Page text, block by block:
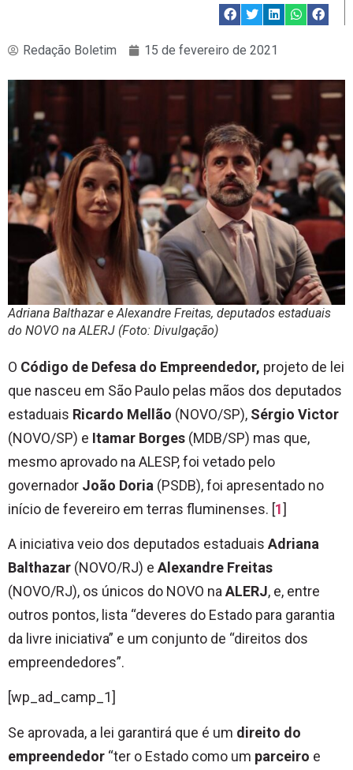
Redação Boletim 15 de fevereiro de 2021
Adriana Balthazar e Alexandre Freitas, deputados estaduais
do NOVO na ALERJ (Foto: Divulgação)
O Código de Defesa do Empreendedor, projeto de lei
que nasceu em São Paulo pelas mãos dos deputados
estaduais Ricardo Mellão (NOVO/SP), Sérgio Victor
(NOVO/SP) e Itamar Borges (MDB/SP) mas que,
mesmo aprovado na ALESP, foi vetado pelo
governador João Doria (PSDB), foi apresentado no
início de fevereiro em terras fluminenses. [1]
A iniciativa veio dos deputados estaduais Adriana
Balthazar (NOVO/RJ) e Alexandre Freitas
(NOVO/RJ), os únicos do NOVO na ALERJ, e, entre
outros pontos, lista “deveres do Estado para garantia
da livre iniciativa” e um conjunto de “direitos dos
empreendedores”.
[wp_ad_camp_1]
Se aprovada, a lei garantirá que é um direito do
empreendedor “ter o Estado como um parceiro e